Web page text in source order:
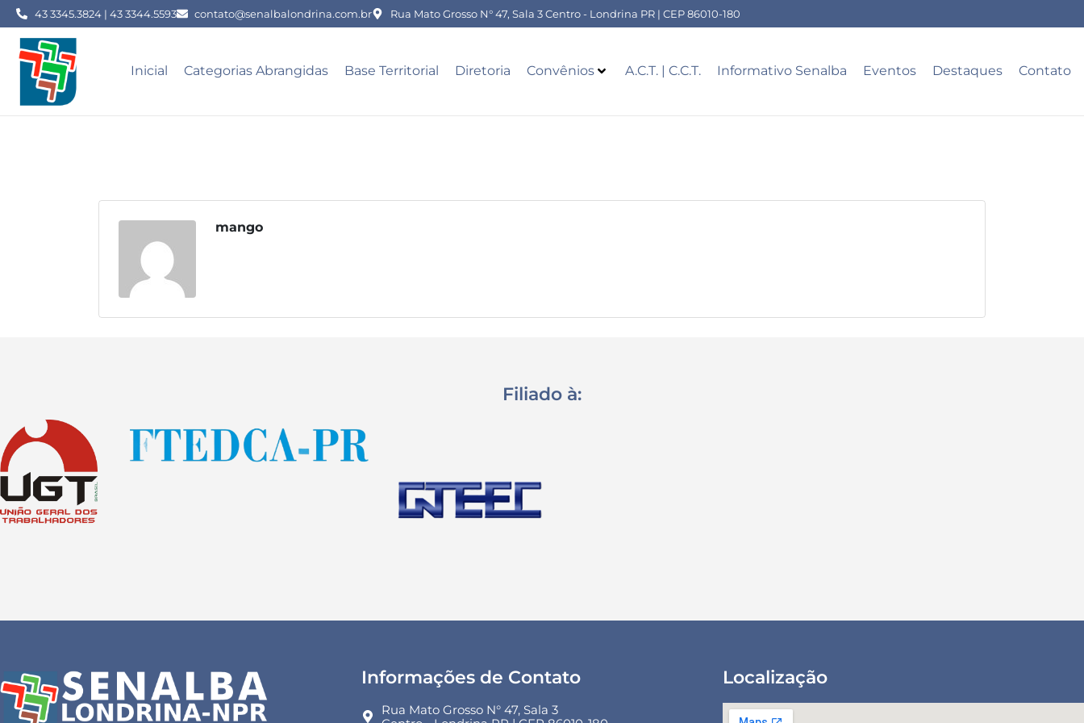
43 3345.3824 | 43 3344.5593 contato@senalbalondrina.com.br Rua Mato Grosso N° 47, Sala 3 Centro - Londrina PR | CEP 86010-180
Inicial Categorias Abrangidas Base Territorial Diretoria Convênios A.C.T. | C.C.T. Informativo Senalba Eventos Destaques Contato
mango
Filiado à:
Informações de Contato
Rua Mato Grosso N° 47, Sala 3
Localização